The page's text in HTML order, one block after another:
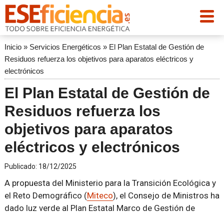
Inicio» Servicios Energéticos » El Plan Estatal de Gestión de
Residuos refuerza los objetivos para aparatos eléctricos y
electrónicos
El Plan Estatal de Gestión de
Residuos refuerza los
objetivos para aparatos
eléctricos y electrónicos
Publicado: 18/12/2025
A propuesta del Ministerio para la Transición Ecológica y
el Reto Demográfico (Miteco), el Consejo de Ministros ha
dado luz verde al Plan Estatal Marco de Gestión de